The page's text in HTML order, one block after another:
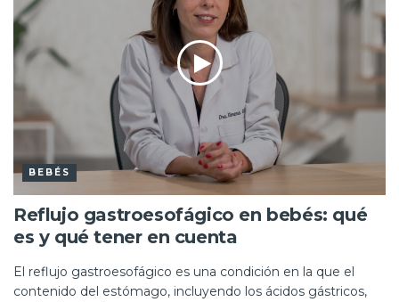
BEBÉS
Reflujo gastroesofágico en bebés: qué
es y qué tener en cuenta
El reflujo gastroesofágico es una condición en la que el
contenido del estómago, incluyendo los ácidos gástricos,